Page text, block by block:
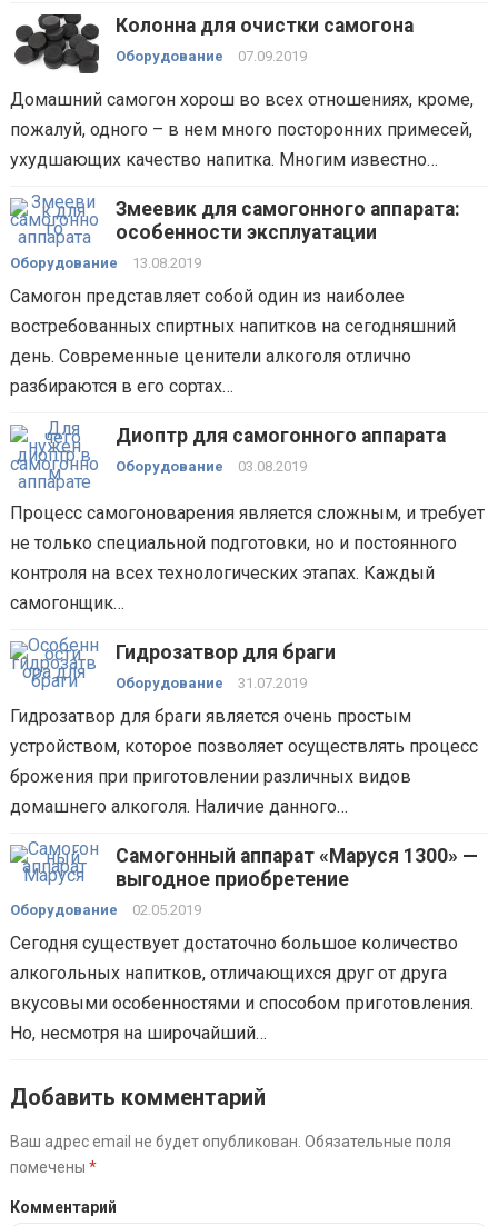
Колонна для очистки самогона
Оборудование 07.09.2019
Домашний самогон хорош во всех отношениях, кроме,
пожалуй, одного – в нем много посторонних примесей,
ухудшающих качество напитка. Многим известно…
Змеевик для самогонного аппарата:
особенности эксплуатации
Оборудование 13.08.2019
Самогон представляет собой один из наиболее
востребованных спиртных напитков на сегодняшний
день. Современные ценители алкоголя отлично
разбираются в его сортах…
Диоптр для самогонного аппарата
Оборудование 03.08.2019
Процесс самогоноварения является сложным, и требует
не только специальной подготовки, но и постоянного
контроля на всех технологических этапах. Каждый
самогонщик…
Гидрозатвор для браги
Оборудование 31.07.2019
Гидрозатвор для браги является очень простым
устройством, которое позволяет осуществлять процесс
брожения при приготовлении различных видов
домашнего алкоголя. Наличие данного…
Самогонный аппарат «Маруся 1300» —
выгодное приобретение
Оборудование 02.05.2019
Сегодня существует достаточно большое количество
алкогольных напитков, отличающихся друг от друга
вкусовыми особенностями и способом приготовления.
Но, несмотря на широчайший…
Добавить комментарий
Ваш адрес email не будет опубликован. Обязательные поля
помечены *
Комментарий